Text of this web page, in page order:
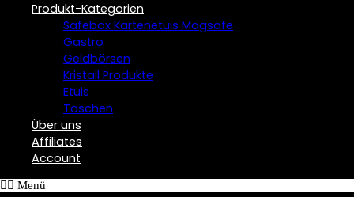
Produkt-Kategorien
Safebox Kartenetuis Magsafe
Gastro
Geldbörsen
Kristall Produkte
Etuis
Taschen
Über uns
Affiliates
Account
Menü